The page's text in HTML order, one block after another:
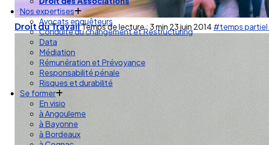
Nos expertises
Avocats enquêteurs
Conduite du changement et Restructuring
Data
Médiation
Rémunération et Prévoyance
Responsabilité pénale
Risques et durabilité
Se former
En visio
à Angouleme
à Bayonne
à Bordeaux
Droit du TravailTemps de lecture : 3 min 23 juin 2014 #temps partiel